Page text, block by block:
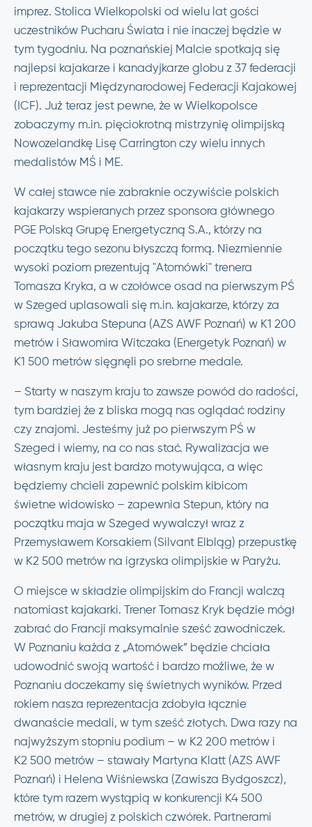
imprez. Stolica Wielkopolski od wielu lat gości
uczestników Pucharu Świata i nie inaczej będzie w
tym tygodniu. Na poznańskiej Malcie spotkają się
najlepsi kajakarze i kanadyjkarze globu z 37 federacji
i reprezentacji Międzynarodowej Federacji Kajakowej
(ICF). Już teraz jest pewne, że w Wielkopolsce
zobaczymy m.in. pięciokrotną mistrzynię olimpijską
Nowozelandkę Lisę Carrington czy wielu innych
medalistów MŚ i ME.
W całej stawce nie zabraknie oczywiście polskich
kajakarzy wspieranych przez sponsora głównego
PGE Polską Grupę Energetyczną S.A., którzy na
początku tego sezonu błyszczą formą. Niezmiennie
wysoki poziom prezentują "Atomówki" trenera
Tomasza Kryka, a w czołówce osad na pierwszym PŚ
w Szeged uplasowali się m.in. kajakarze, którzy za
sprawą Jakuba Stepuna (AZS AWF Poznań) w K1 200
metrów i Sławomira Witczaka (Energetyk Poznań) w
K1 500 metrów sięgnęli po srebrne medale.
– Starty w naszym kraju to zawsze powód do radości,
tym bardziej że z bliska mogą nas oglądać rodziny
czy znajomi. Jesteśmy już po pierwszym PŚ w
Szeged i wiemy, na co nas stać. Rywalizacja we
własnym kraju jest bardzo motywująca, a więc
będziemy chcieli zapewnić polskim kibicom
świetne widowisko – zapewnia Stepun, który na
początku maja w Szeged wywalczył wraz z
Przemysławem Korsakiem (Silvant Elbląg) przepustkę
w K2 500 metrów na igrzyska olimpijskie w Paryżu.
O miejsce w składzie olimpijskim do Francji walczą
natomiast kajakarki. Trener Tomasz Kryk będzie mógł
zabrać do Francji maksymalnie sześć zawodniczek.
W Poznaniu każda z „Atomówek” będzie chciała
udowodnić swoją wartość i bardzo możliwe, że w
Poznaniu doczekamy się świetnych wyników. Przed
rokiem nasza reprezentacja zdobyła łącznie
dwanaście medali, w tym sześć złotych. Dwa razy na
najwyższym stopniu podium – w K2 200 metrów i
K2 500 metrów – stawały Martyna Klatt (AZS AWF
Poznań) i Helena Wiśniewska (Zawisza Bydgoszcz),
które tym razem wystąpią w konkurencji K4 500
metrów, w drugiej z polskich czwórek. Partnerami